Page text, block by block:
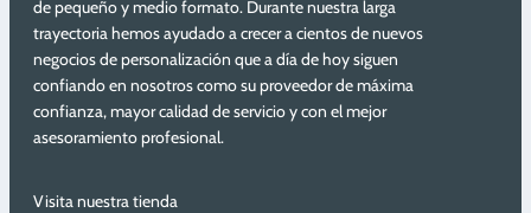
de pequeño y medio formato. Durante nuestra larga
trayectoria hemos ayudado a crecer a cientos de nuevos
negocios de personalización que a día de hoy siguen
confiando en nosotros como su proveedor de máxima
confianza, mayor calidad de servicio y con el mejor
asesoramiento profesional.
Visita nuestra tienda